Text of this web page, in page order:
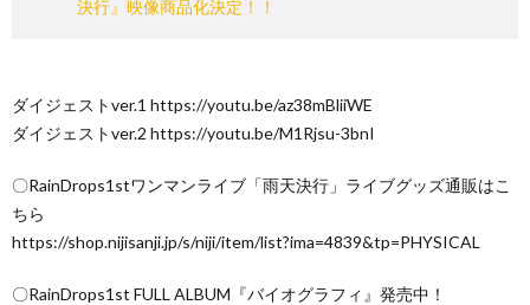
決行』映像商品化決定！！
ダイジェストver.1 https://youtu.be/az38mBliiWE
ダイジェストver.2 https://youtu.be/M1Rjsu-3bnI
〇RainDrops1stワンマンライブ「雨天決行」ライブグッズ通販はこ
ちら
https://shop.nijisanji.jp/s/niji/item/list?ima=4839&tp=PHYSICAL
〇RainDrops1st FULL ALBUM『バイオグラフィ』発売中！